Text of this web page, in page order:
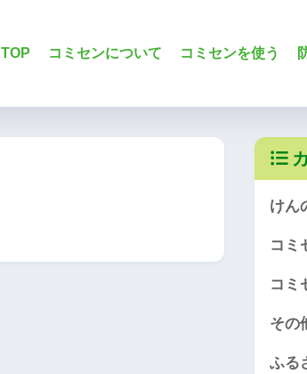
TOP コミセンについて コミセンを使う
けん
コミ
コミ
その
ふる